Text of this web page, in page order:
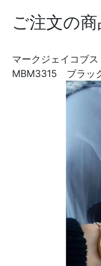
ご注文の
マークジェイコブ
MBM3315 ブラッ